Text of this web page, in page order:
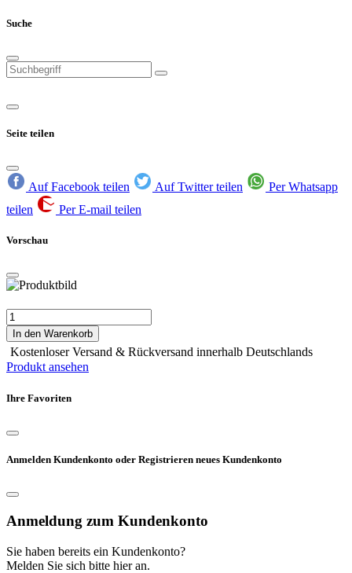
Suche
Seite teilen
Auf Facebook teilen Auf Twitter teilen
Per Whatsapp
teilen
Per E-mail teilen
Vorschau
In den Warenkorb
Kostenloser Versand & Rückversand innerhalb Deutschlands
Produkt ansehen
Ihre Favoriten
Anmelden Kundenkonto oder Registrieren neues Kundenkonto
Anmeldung zum Kundenkonto
Sie haben bereits ein Kundenkonto?
Melden Sie sich bitte hier an.